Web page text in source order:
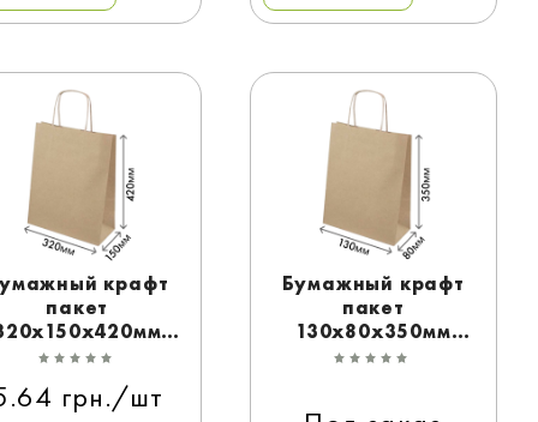
крафт
пакет
с ручками
грн./шт
Бумажный крафт
пакет
130x80x350мм
бурый с ручками